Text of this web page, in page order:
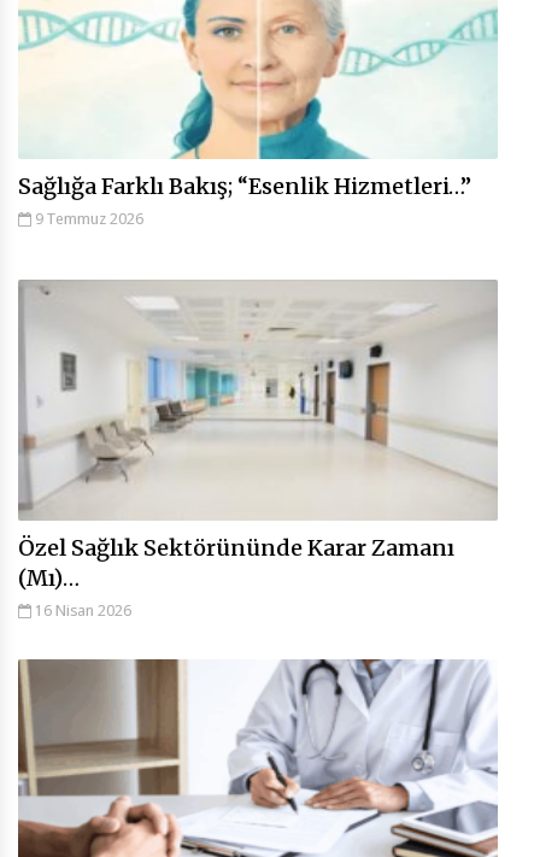
Sağlığa Farklı Bakış; “Esenlik Hizmetleri…”
9 Temmuz 2026
Özel Sağlık Sektörününde Karar Zamanı
(Mı)…
16 Nisan 2026